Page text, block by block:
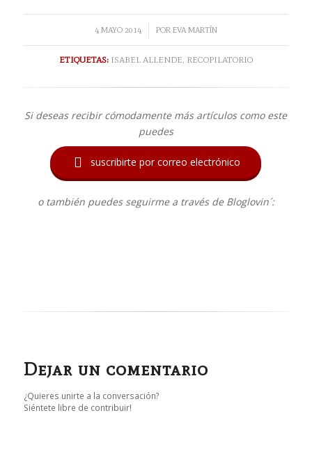
4 MAYO 2014
/ POR EVA MARTÍN
ETIQUETAS: ISABEL ALLENDE, RECOPILATORIO
Si deseas recibir cómodamente más artículos como este
puedes
 suscribirte por correo electrónico
o también puedes seguirme a través de Bloglovin´:
Dejar un comentario
¿Quieres unirte a la conversación?
Siéntete libre de contribuir!